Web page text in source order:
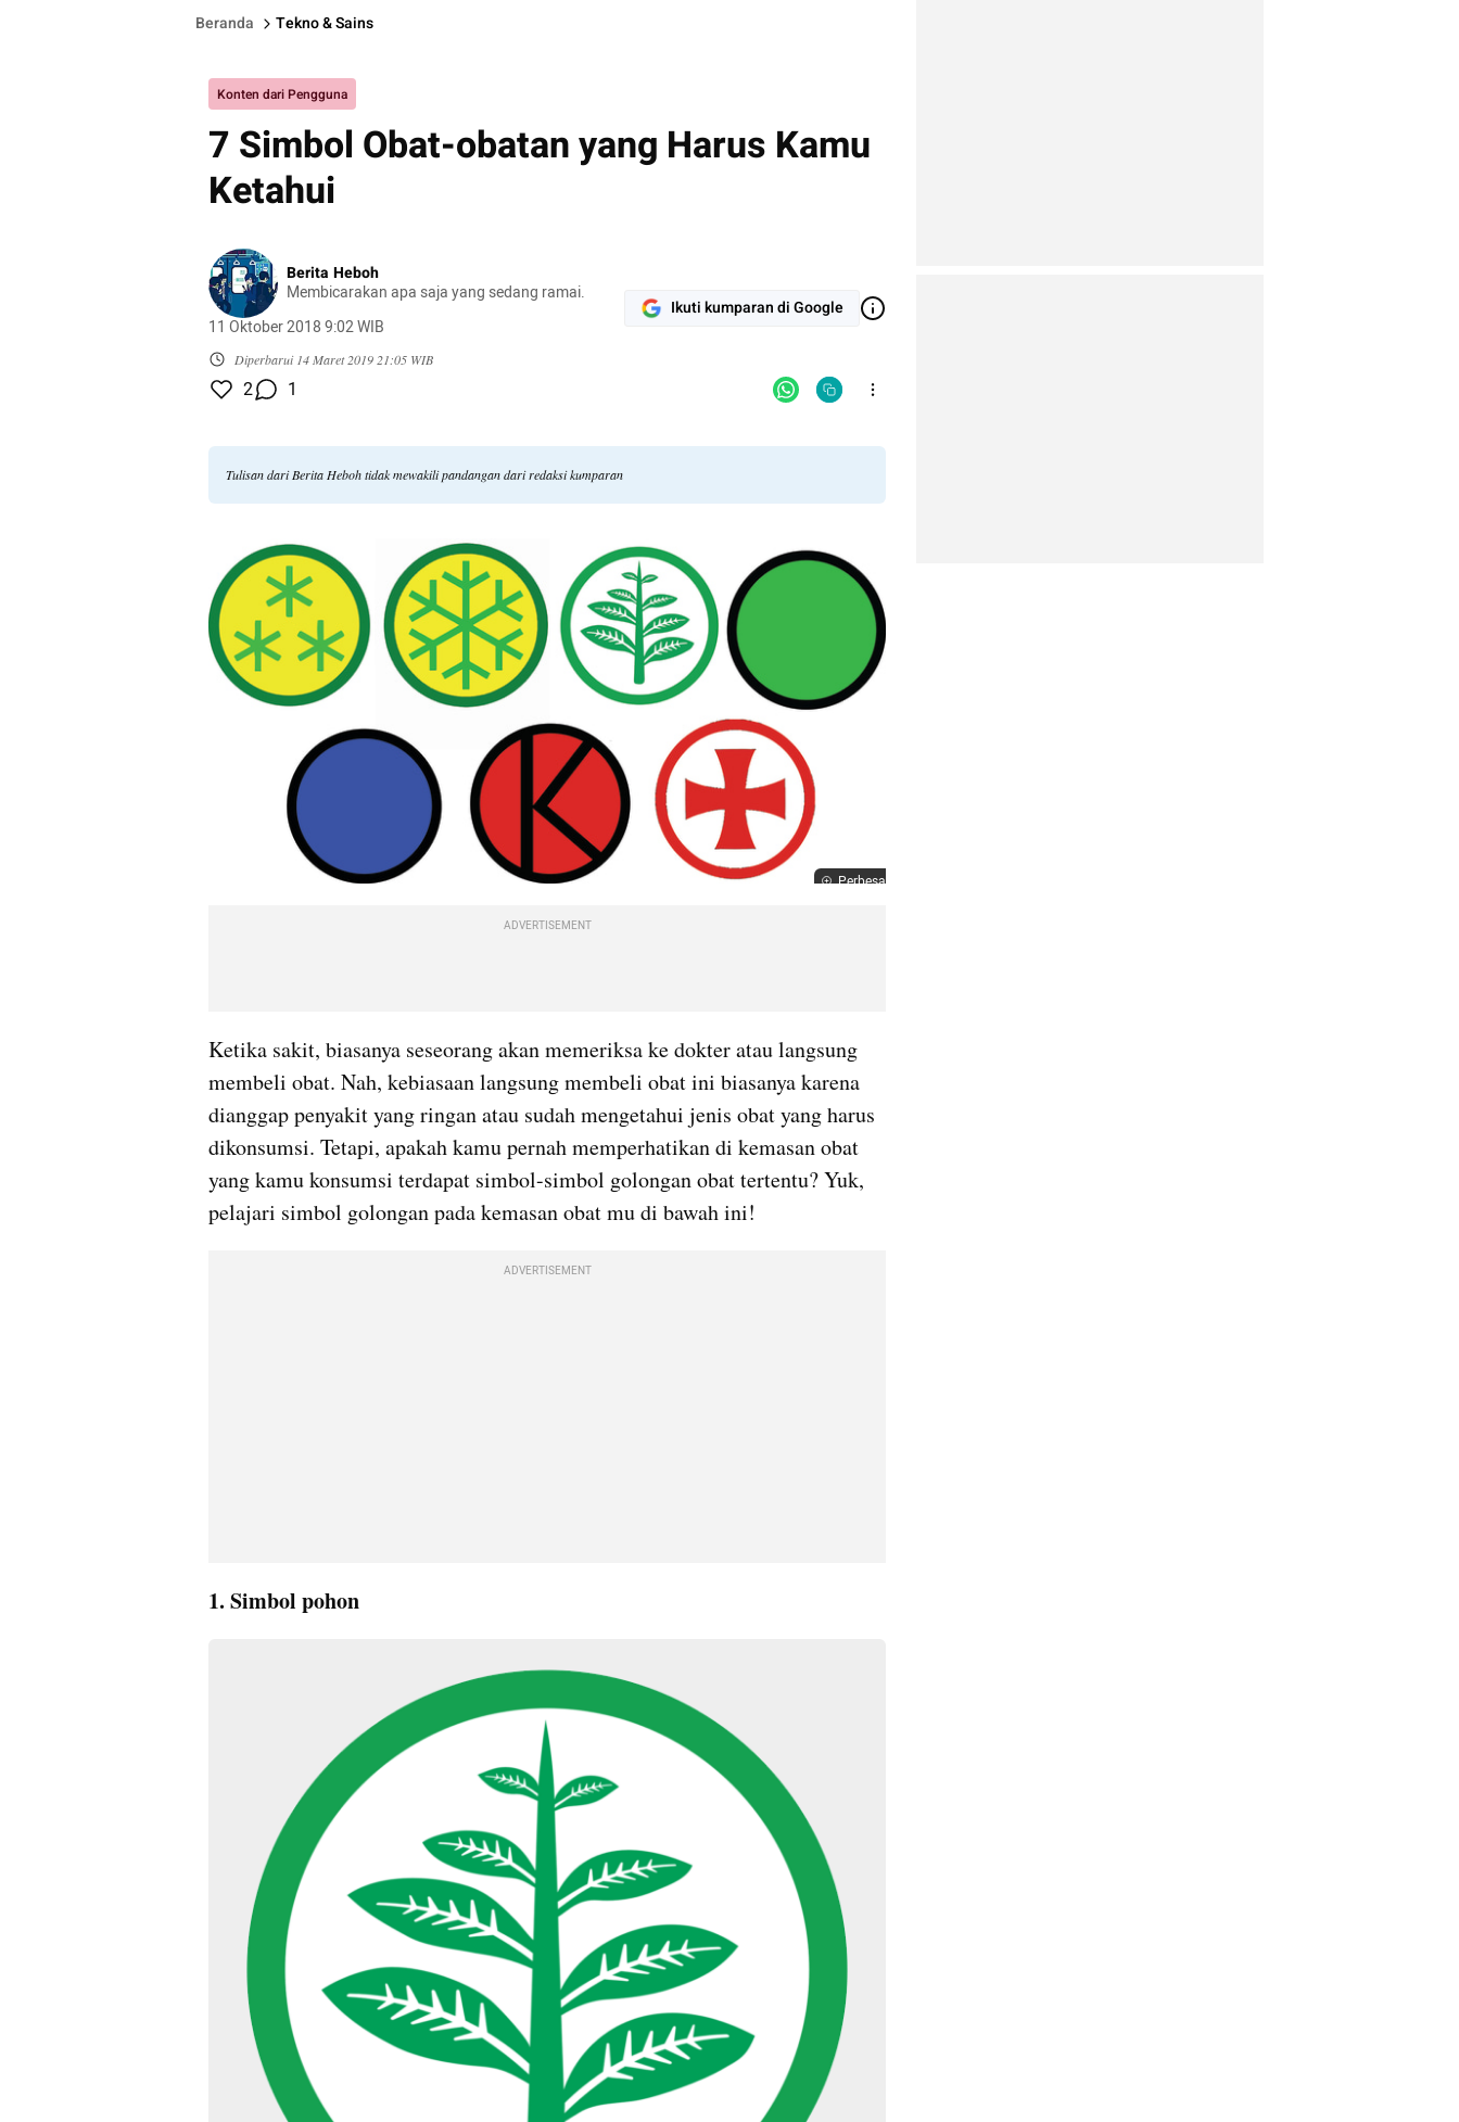
Beranda Tekno & Sains
Konten dari Pengguna
7 Simbol Obat-obatan yang Harus Kamu
Ketahui
Berita Heboh
Membicarakan apa saja yang sedang ramai.
11 Oktober 2018 9:02 WIB
Diperbarui 14 Maret 2019 21:05 WIB
Ikuti kumparan di Google
2 1
Tulisan dari Berita Heboh tidak mewakili pandangan dari redaksi kumparan
Perbesar
ADVERTISEMENT
Ketika sakit, biasanya seseorang akan memeriksa ke dokter atau langsung
membeli obat. Nah, kebiasaan langsung membeli obat ini biasanya karena
dianggap penyakit yang ringan atau sudah mengetahui jenis obat yang harus
dikonsumsi. Tetapi, apakah kamu pernah memperhatikan di kemasan obat
yang kamu konsumsi terdapat simbol-simbol golongan obat tertentu? Yuk,
pelajari simbol golongan pada kemasan obat mu di bawah ini!
ADVERTISEMENT
1. Simbol pohon